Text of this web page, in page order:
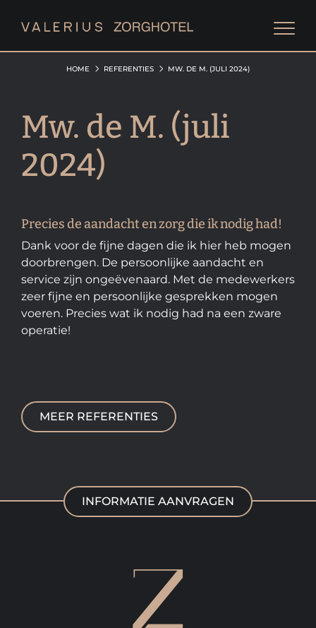
HOME REFERENTIES MW. DE M. (JULI 2024)
Mw. de M. (juli
2024)
Precies de aandacht en zorg die ik nodig had!
Dank voor de fijne dagen die ik hier heb mogen
doorbrengen. De persoonlijke aandacht en
service zijn ongeëvenaard. Met de medewerkers
zeer fijne en persoonlijke gesprekken mogen
voeren. Precies wat ik nodig had na een zware
operatie!
MEER REFERENTIES
INFORMATIE AANVRAGEN